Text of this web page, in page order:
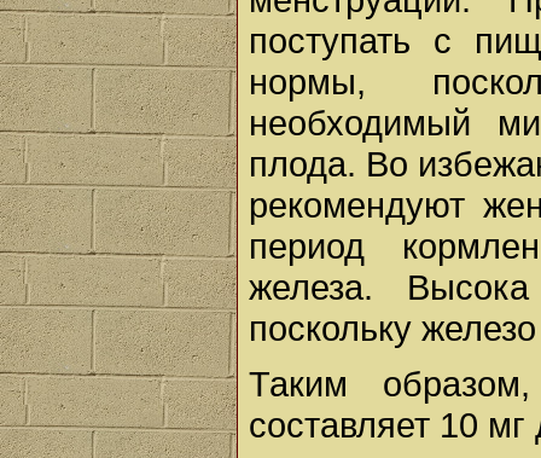
поступать с
нормы,
необходимый
плода. Во
рекомендуют
период
железа.
поскольку
Таким
составляет 10